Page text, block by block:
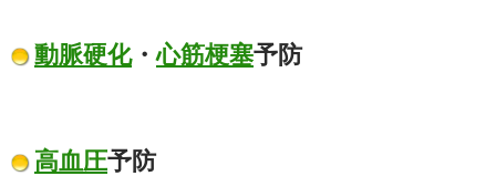
動脈硬化・心筋梗塞予防
高血圧予防